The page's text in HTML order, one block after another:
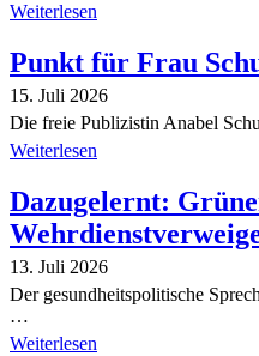
Weiterlesen
Punkt für Frau
15. Juli 2026
Die freie Publizistin Anabel
Weiterlesen
Dazugelernt:
13. Juli 2026
Der gesundheitspolitische
…
Weiterlesen